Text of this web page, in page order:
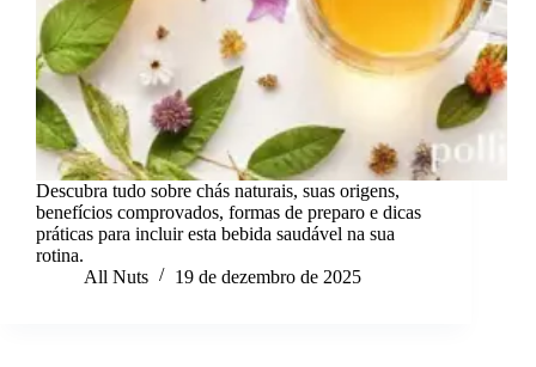
Descubra tudo sobre chás naturais, suas origens,
benefícios comprovados, formas de preparo e dicas
práticas para incluir esta bebida saudável na sua
rotina.
All Nuts
19 de dezembro de 2025